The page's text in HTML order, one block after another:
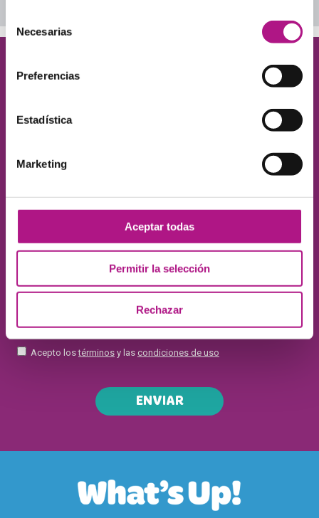
de Necesarias
Preferencias
Estadística
Marketing
Aceptar todas
Permitir la selección
Rechazar
¡Queremos conocerte!
a conseguir el nivel de inglés que necesitas.
Acepto lostérminos y las condiciones de uso
ENVIAR